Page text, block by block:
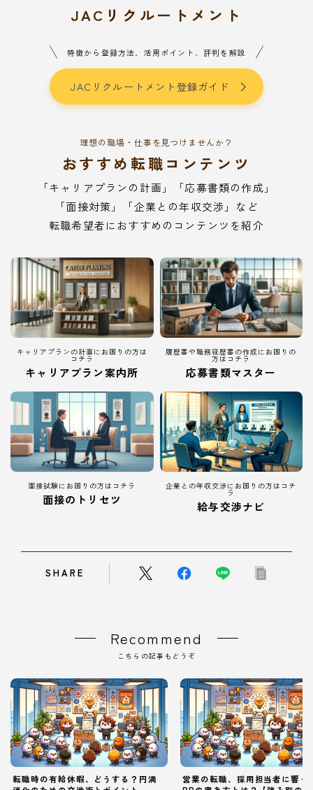
JACリクルートメント
特徴から登録方法、活用ポイント、評判を解説
JACリクルートメント登録ガイド
理想の職場・仕事を見つけませんか？
おすすめ転職コンテンツ
「キャリアプランの計画」「応募書類の作成」
「面接対策」「企業との年収交渉」など
転職希望者におすすめのコンテンツを紹介
キャリアプランの計画にお困りの方は
コチラ
キャリアプラン案内所
履歴書や職務経歴書の作成にお困りの
方はコチラ
応募書類マスター
面接試験にお困りの方はコチラ
面接のトリセツ
企業との年収交渉にお困りの方はコチ
ラ
給与交渉ナビ
SHARE
Recommend
こちらの記事もどうぞ
転職時の有給休暇、どうする？円満
営業の転職、採用担当者に響く